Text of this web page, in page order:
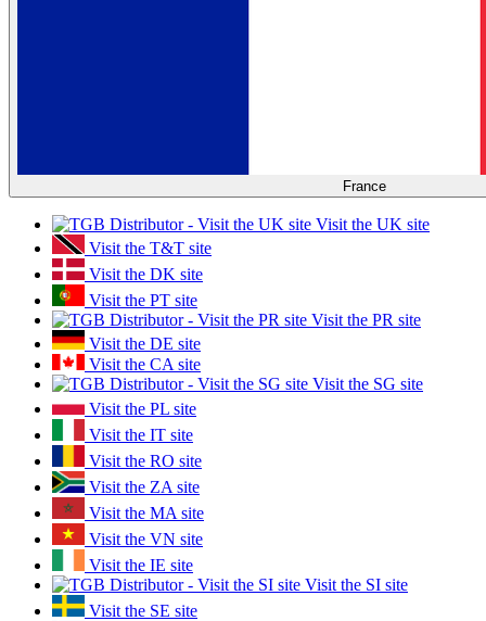
France
Visit the UK site
Visit the T&T site
Visit the DK site
Visit the PT site
Visit the PR site
Visit the DE site
Visit the CA site
Visit the SG site
Visit the PL site
Visit the IT site
Visit the RO site
Visit the ZA site
Visit the MA site
Visit the VN site
Visit the IE site
Visit the SI site
Visit the SE site